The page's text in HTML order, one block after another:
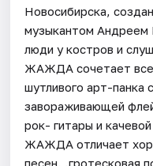
Новосибирска,
музыкантом Андреем
люди у костров и
ЖАЖДА сочетает все
шутливого арт-панка
завораживающей
рок- гитары и
ЖАЖДА отличает
песен, ,гротесковая